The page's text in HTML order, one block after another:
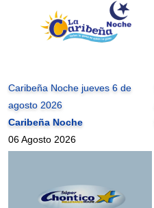
Caribeña Noche jueves 6 de
agosto 2026
Caribeña Noche
06 Agosto 2026